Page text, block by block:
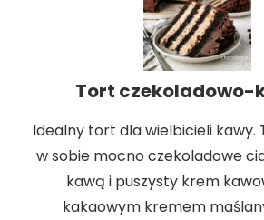
Tort czekoladowo-
Idealny tort dla wielbicieli kawy.
w sobie mocno czekoladowe
kawą i puszysty krem
kakaowym kremem